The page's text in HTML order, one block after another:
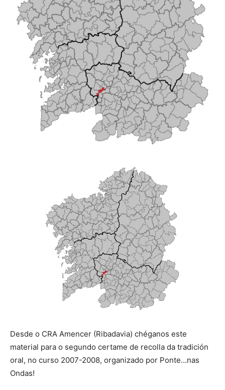
Desde o CRA Amencer (Ribadavia) chéganos este
material para o segundo certame de recolla da tradición
oral, no curso 2007-2008, organizado por Ponte…nas
Ondas!